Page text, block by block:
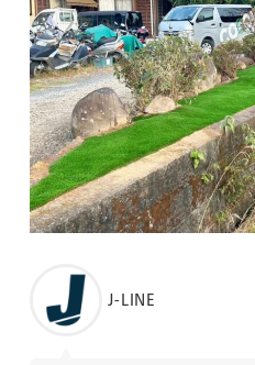
J-LINE